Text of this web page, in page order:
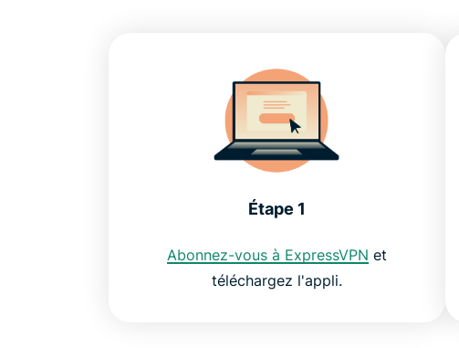
Étape 1
Abonnez-vous à ExpressVPN et
téléchargez l'appli.